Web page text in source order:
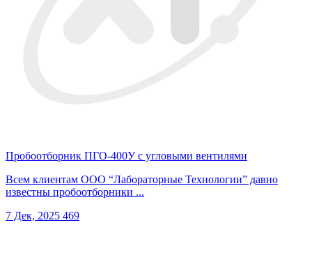
Пробоотборник ПГО-400У с угловыми вентилями
Всем клиентам ООО “Лабораторные Технологии” давно
известны пробоотборники ...
7 Дек, 2025 469